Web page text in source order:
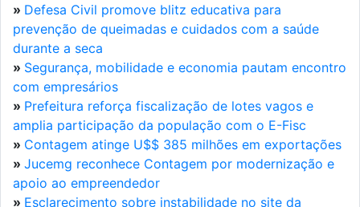
» Defesa Civil promove blitz educativa para
prevenção de queimadas e cuidados com a saúde
durante a seca
» Segurança, mobilidade e economia pautam encontro
com empresários
» Prefeitura reforça fiscalização de lotes vagos e
amplia participação da população com o E-Fisc
» Contagem atinge U$$ 385 milhões em exportações
» Jucemg reconhece Contagem por modernização e
apoio ao empreendedor
» Esclarecimento sobre instabilidade no site da